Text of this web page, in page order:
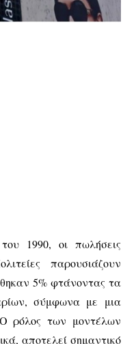
1990, οι πωλήσεις
παρουσιάζουν
5% φτάνοντας τα
σύμφωνα με μια
ρόλος των μοντέλων
αποτελεί σημαντικό